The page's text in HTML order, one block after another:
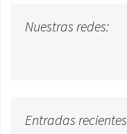
Nuestras redes:
Entradas recientes